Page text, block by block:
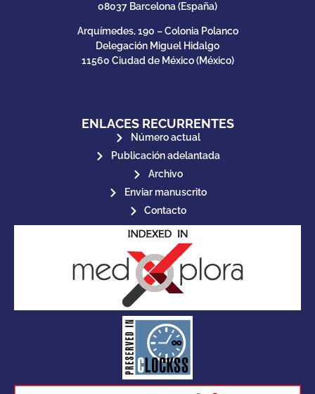
08037 Barcelona (España)
Arquímedes, 190 – Colonia Polanco
Delegación Miguel Hidalgo
11560 Ciudad de México (México)
ENLACES RECURRENTES
Número actual
Publicación adelantada
Archivo
Enviar manuscrito
Contacto
CLOCKSS is a dak archive that
ensures the long-term survival
of web-based scholary
publications, governed by and
for its stakeholders.